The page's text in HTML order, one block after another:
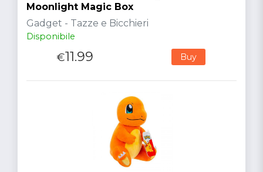
Moonlight Magic Box
Gadget - Tazze e Bicchieri
Disponibile
€11.99 Buy